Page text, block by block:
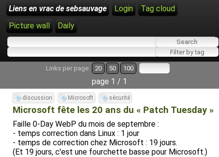
Liens en vrac de sebsauvage Login
Tag cloud
Picture wall
Daily
Links per page: 20 50 100
page 1 / 1
discussion Microsoft sécurité
Microsoft fête les 20 ans du « Patch Tuesday »
Faille 0-Day WebP du mois de septembre :
- temps correction dans Linux : 1 jour
- temps de correction chez Microsoft : 19 jours.
(Et 19 jours, c'est une fourchette basse pour Microsoft.)